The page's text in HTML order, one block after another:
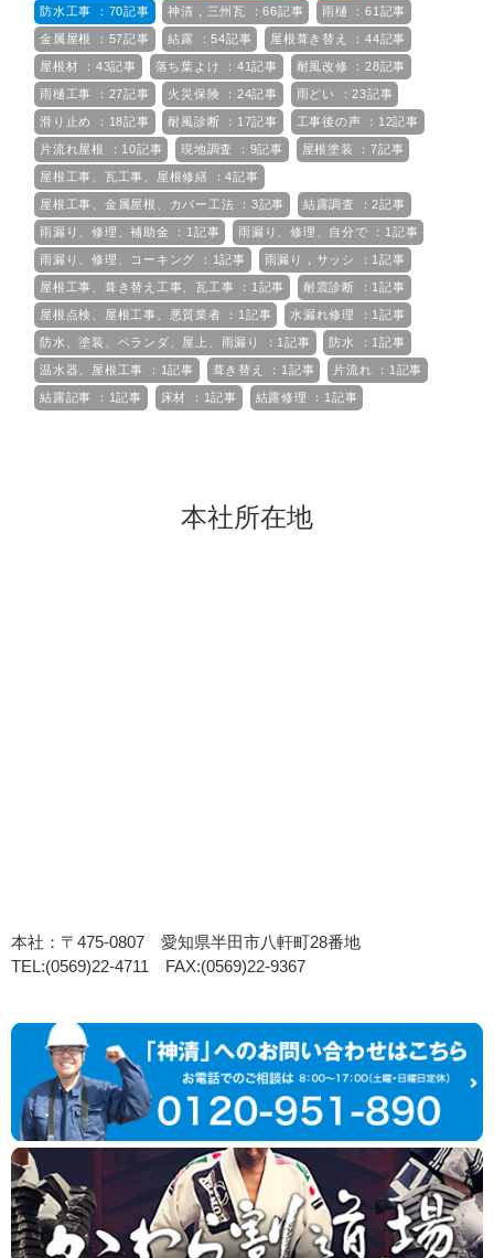
防水工事 ：70記事 神清，三州瓦 ：66記事 雨樋 ：61記事
金属屋根 ：57記事 結露 ：54記事 屋根葺き替え ：44記事
屋根材 ：43記事 落ち葉よけ ：41記事 耐風改修 ：28記事
雨樋工事 ：27記事 火災保険 ：24記事 雨どい ：23記事
滑り止め ：18記事 耐風診断 ：17記事 工事後の声 ：12記事
片流れ屋根 ：10記事 現地調査 ：9記事 屋根塗装 ：7記事
屋根工事、瓦工事、屋根修繕 ：4記事
屋根工事、金属屋根、カバー工法 ：3記事 結露調査 ：2記事
雨漏り、修理、補助金 ：1記事 雨漏り、修理、自分で ：1記事
雨漏り、修理、コーキング ：1記事 雨漏り，サッシ ：1記事
屋根工事、葺き替え工事、瓦工事 ：1記事 耐震診断 ：1記事
屋根点検、屋根工事、悪質業者 ：1記事 水漏れ修理 ：1記事
防水、塗装、ベランダ、屋上、雨漏り ：1記事 防水 ：1記事
温水器、屋根工事 ：1記事 葺き替え ：1記事 片流れ ：1記事
結露記事 ：1記事 床材 ：1記事 結露修理 ：1記事
本社所在地
本社：〒475-0807 愛知県半田市八軒町28番地
TEL:(0569)22-4711 FAX:(0569)22-9367